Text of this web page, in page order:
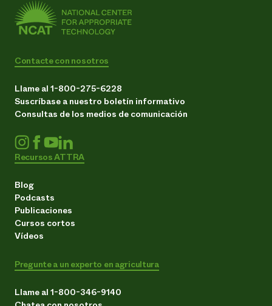
Contacte con nosotros
Llame al 1-800-275-6228
Suscríbase a nuestro boletín informativo
Consultas de los medios de comunicación
Recursos ATTRA
Blog
Podcasts
Publicaciones
Cursos cortos
Vídeos
Pregunte a un experto en agricultura
Llame al 1-800-346-9140